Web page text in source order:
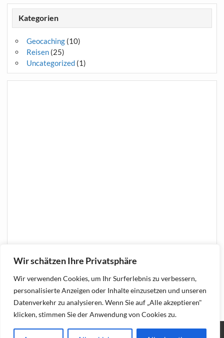
Wir schätzen Ihre Privatsphäre
Wir verwenden Cookies, um Ihr Surferlebnis zu verbessern,
personalisierte Anzeigen oder Inhalte einzusetzen und unseren
Datenverkehr zu analysieren. Wenn Sie auf „Alle akzeptieren"
klicken, stimmen Sie der Anwendung von Cookies zu.
Kategorien
Geocaching(10)
Reisen(25)
Uncategorized(1)